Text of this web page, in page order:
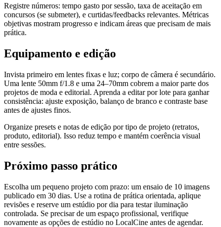
Registre números: tempo gasto por sessão, taxa de aceitação em
concursos (se submeter), e curtidas/feedbacks relevantes. Métricas
objetivas mostram progresso e indicam áreas que precisam de mais
prática.
Equipamento e edição
Invista primeiro em lentes fixas e luz; corpo de câmera é secundário.
Uma lente 50mm f/1.8 e uma 24–70mm cobrem a maior parte dos
projetos de moda e editorial. Aprenda a editar por lote para ganhar
consistência: ajuste exposição, balanço de branco e contraste base
antes de ajustes finos.
Organize presets e notas de edição por tipo de projeto (retratos,
produto, editorial). Isso reduz tempo e mantém coerência visual
entre sessões.
Próximo passo prático
Escolha um pequeno projeto com prazo: um ensaio de 10 imagens
publicado em 30 dias. Use a rotina de prática orientada, aplique
revisões e reserve um estúdio por dia para testar iluminação
controlada. Se precisar de um espaço profissional, verifique
novamente as opções de estúdio no LocalCine antes de agendar.